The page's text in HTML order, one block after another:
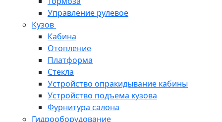
Управление рулевое
Кузов
Кабина
Отопление
Платформа
Стекла
Устройство опракидывание кабины
Устройство подъема кузова
Фурнитура салона
Гидрооборудование